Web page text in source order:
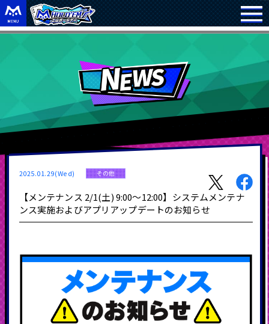
2025.01.29(Wed) その他
【メンテナンス 2/1(土) 9:00～12:00】システムメンテナ
ンス実施およびアプリアップデートのお知らせ